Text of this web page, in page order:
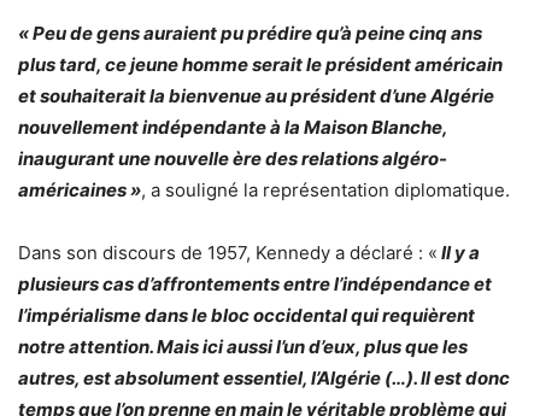
« Peu de gens auraient pu prédire qu’à peine cinq ans
plus tard, ce jeune homme serait le président américain
et souhaiterait la bienvenue au président d’une Algérie
nouvellement indépendante à la Maison Blanche,
inaugurant une nouvelle ère des relations algéro-
américaines », a souligné la représentation diplomatique.
Dans son discours de 1957, Kennedy a déclaré : « Il y a
plusieurs cas d’affrontements entre l’indépendance et
l’impérialisme dans le bloc occidental qui requièrent
notre attention. Mais ici aussi l’un d’eux, plus que les
autres, est absolument essentiel, l’Algérie (…). Il est donc
temps que l’on prenne en main le véritable problème qui